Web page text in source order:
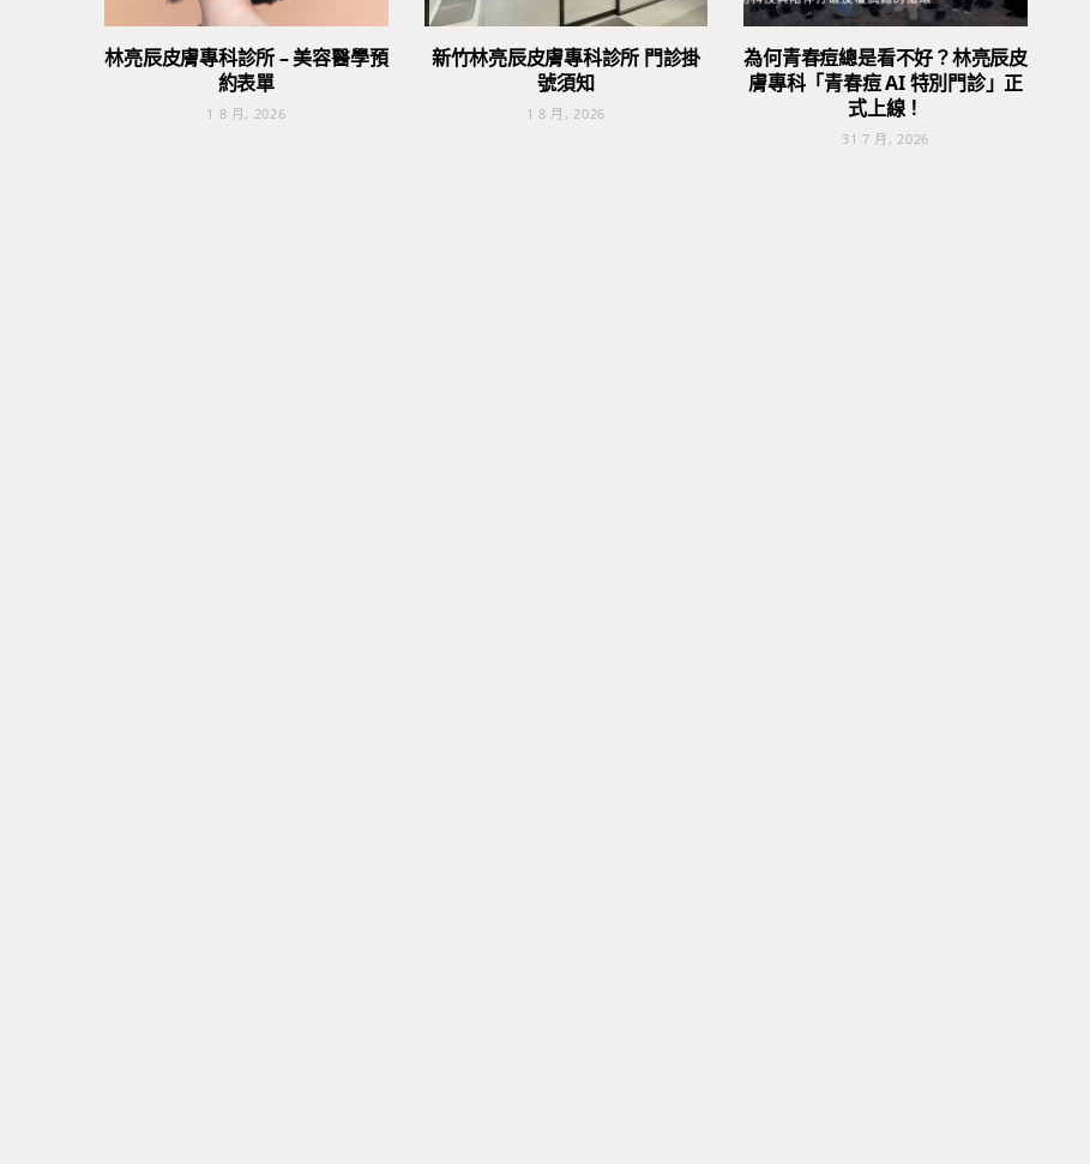
林亮辰皮膚專科診所 – 美容醫學預
約表單
1 8 月, 2026
新竹林亮辰皮膚專科診所 門診掛
號須知
1 8 月, 2026
為何青春痘總是看不好？林亮辰皮
膚專科「青春痘 AI 特別門診」正
式上線！
31 7 月, 2026